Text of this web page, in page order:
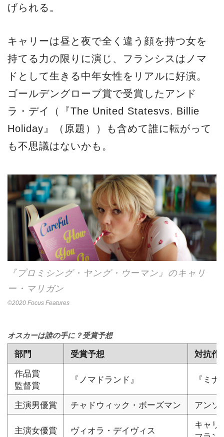
げられる。
キャリーは昼と夜で全く違う顔を持つ女を
持てる力の限りに演じ、フランシスはノマ
ドとして生きる中年女性をリアルに好演。
ゴールデングローブ賞で受賞したアンド
ラ・デイ（『The United Statesvs. Billie
Holiday』（原題））も含めて誰に転がって
も不思議はないかも。
『プロミシング・ヤング・ウーマン』のキャリ
ー・マリガン
©2020 Focus Features
部門 受賞予想
対抗作
作品賞
監督賞
『ノマドランド』 『ミナ
主演男優賞 チャドウィック・ボーズマン アンソ
主演女優賞 ヴィオラ・デイヴィス
キャリ
オスカーは誰の手に？受賞予想